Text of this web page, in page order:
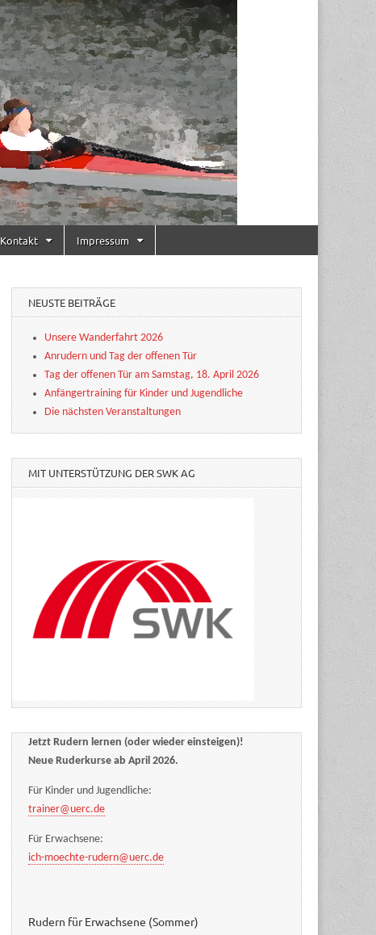
Kontakt Impressum
NEUSTE BEITRÄGE
Unsere Wanderfahrt 2026
Anrudern und Tag der offenen Tür
Tag der offenen Tür am Samstag, 18. April 2026
Anfängertraining für Kinder und Jugendliche
Die nächsten Veranstaltungen
MIT UNTERSTÜTZUNG DER SWK AG
Jetzt Rudern lernen (oder wieder einsteigen)!
Neue Ruderkurse ab April 2026.
Für Kinder und Jugendliche:
trainer@uerc.de
Für Erwachsene:
ich-moechte-rudern@uerc.de
Rudern für Erwachsene (Sommer)